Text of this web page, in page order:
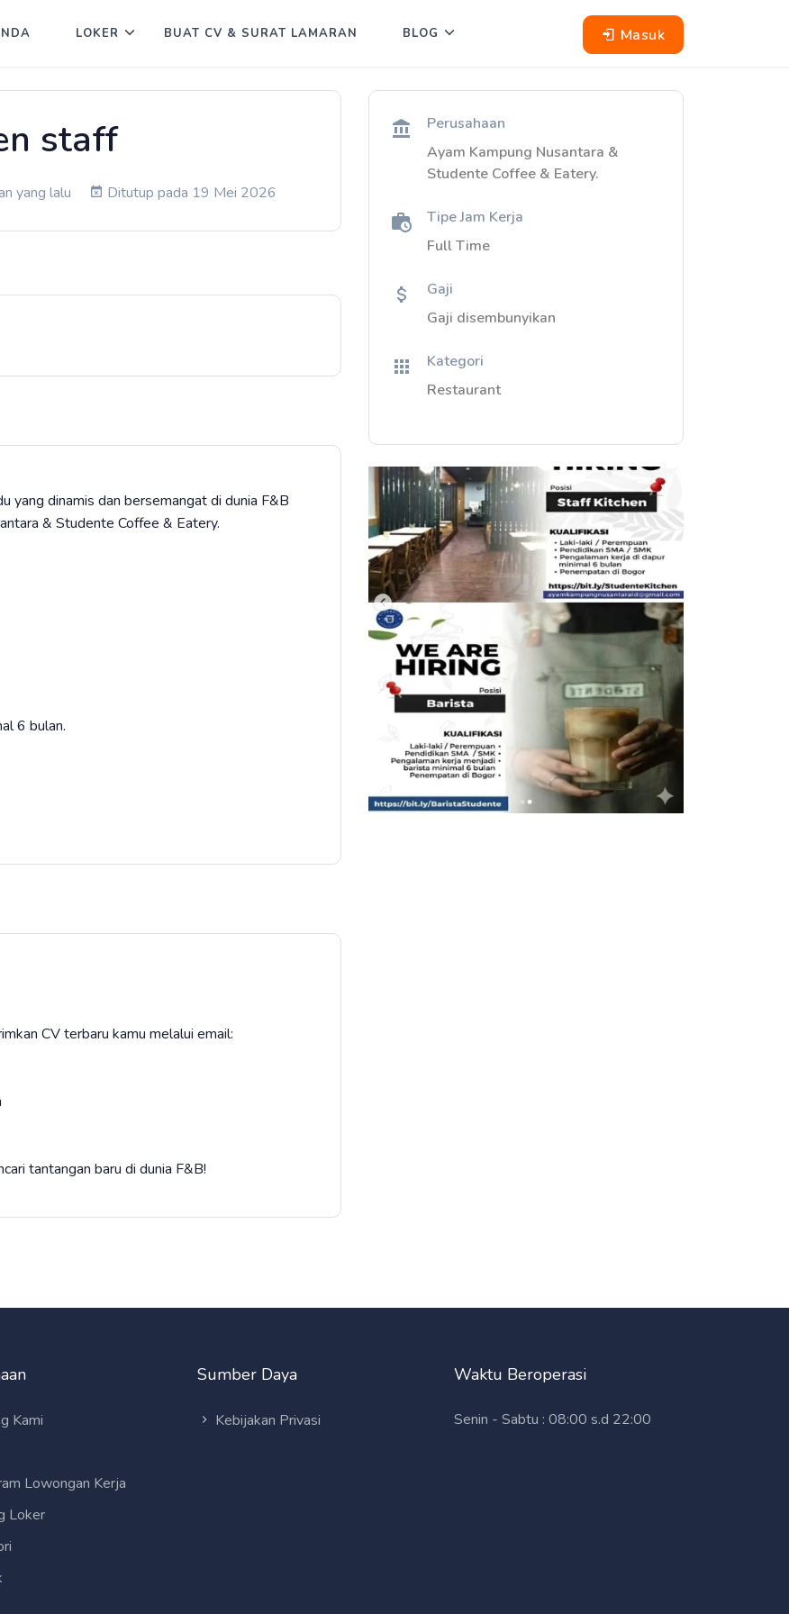
Masuk
LOKER BUAT CV & SURAT LAMARAN BLOG
staff
yang lalu Ditutup pada 19 Mei 2026
yang dinamis dan bersemangat di dunia F&B
& Studente Coffee & Eatery.
6 bulan.
CV terbaru kamu melalui email:
tantangan baru di dunia F&B!
Perusahaan
Ayam Kampung Nusantara &
Studente Coffee & Eatery.
Tipe Jam Kerja
Full Time
Gaji
Gaji disembunyikan
Kategori
Restaurant
Kami
Lowongan Kerja
Loker
Sumber Daya
Kebijakan Privasi
Waktu Beroperasi
Senin - Sabtu : 08:00 s.d 22:00